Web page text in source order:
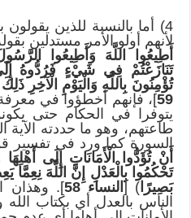
4) أما بالنسبة للذين
لأنهم أولو الأمر مستدلين
أَطِيعُوا اللَّهَ وَأَطِيعُوا
تَنَازَعْتُمْ فِي شَيْءٍ فَرُدُّوهُ
تُؤْمِنُونَ بِاللَّهِ وَالْيَوْمِ الْآخِرِ
59]، فإنهم أخطؤوا في
يتوفرا في الحكام حتى
طاعتهم، وهو ما حددته
السورة كما ورد في تفسير
أَنْ تُؤَدُّوا الْأَمَانَاتِ إِلَى
تَحْكُمُوا بِالْعَدْلِ إِنَّ اللَّهَ نِعِمَّا
بَصِيرًا) [ النساء 58
]. وهذان
الناس بالعدل أي بكتاب الله